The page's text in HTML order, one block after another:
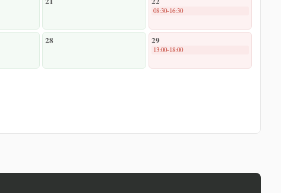
08:30-16:30
28 29
13:00-18:00